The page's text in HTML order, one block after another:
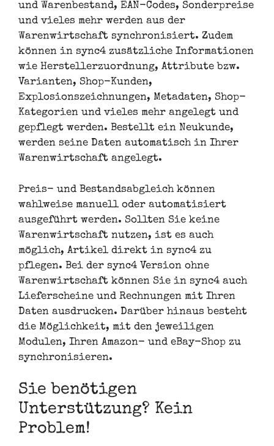
und Warenbestand, EAN-Codes, Sonderpreise
und vieles mehr werden aus der
Warenwirtschaft synchronisiert. Zudem
können in sync4 zusätzliche Informationen
wie Herstellerzuordnung, Attribute bzw.
Varianten, Shop-Kunden,
Explosionszeichnungen, Metadaten, Shop-
Kategorien und vieles mehr angelegt und
gepflegt werden. Bestellt ein Neukunde,
werden seine Daten automatisch in Ihrer
Warenwirtschaft angelegt.
Preis- und Bestandsabgleich können
wahlweise manuell oder automatisiert
ausgeführt werden. Sollten Sie keine
Warenwirtschaft nutzen, ist es auch
möglich, Artikel direkt in sync4 zu
pflegen. Bei der sync4 Version ohne
Warenwirtschaft können Sie in sync4 auch
Lieferscheine und Rechnungen mit Ihren
Daten ausdrucken. Darüber hinaus besteht
die Möglichkeit, mit den jeweiligen
Modulen, Ihren Amazon- und eBay-Shop zu
synchronisieren.
Sie benötigen
Unterstützung? Kein
Problem!